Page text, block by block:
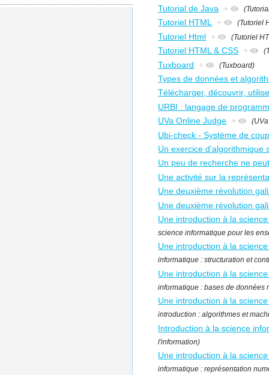
Tutorial de Java +
Tutoriel HTML + (Tutoriel
Tutoriel Html + (Tutoriel
Tutoriel HTML & CSS +
Tuxboard + (Tuxboard)
Types de données et
Télécharger, découvrir,
URBI : langage de
UVa Online Judge +
Ubi-check - Système de
Un exercice d'algorithmique
Un peu de recherche ne
Une activité sur la
Une deuxième révolution
Une deuxième révolution
Une introduction à la
science informatique pour les
Une introduction à la
informatique : structuration et
Une introduction à la
informatique : bases de données
Une introduction à la
introduction : algorithmes et
Introduction à la science
l'information)
Une introduction à la
informatique : représentation